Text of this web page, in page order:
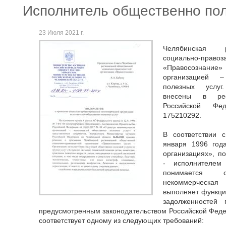
Исполнитель общественно
23 Июля 2021 г.
Челябинская
социально-
организацией
полезных
внесены в
Российской
175210292.
В
января 1996
организациях»,
- исполнителем
понимается
выполняет
предусмотренным законодательством Российской
соответствует одному из следующих требований: